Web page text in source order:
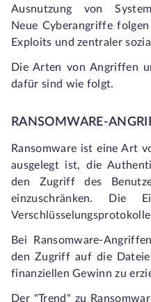
Ausnutzung von
Neue Cyberangriffe
Exploits und zentraler
Die Arten von Angriffen
dafür sind wie folgt.
RANSOMWARE-
Ransomware ist eine Art
ausgelegt ist, die
den Zugriff des
einzuschränken. Die
Bei Ransomware-
den Zugriff auf die
finanziellen Gewinn zu
Der "Trend" zu